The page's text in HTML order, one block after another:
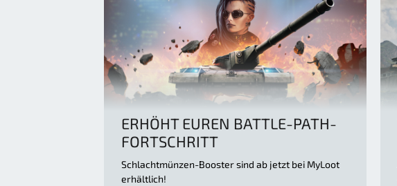
ERHÖHT EUREN BATTLE-PATH-
FORTSCHRITT
Schlachtmünzen-Booster sind ab jetzt bei MyLoot
erhältlich!